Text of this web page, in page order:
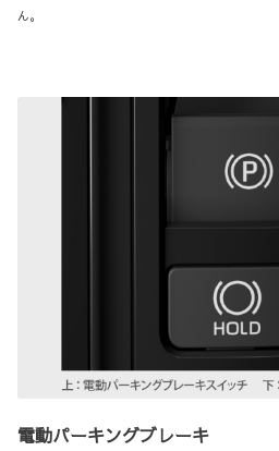
ん。
電動パーキングブレーキ